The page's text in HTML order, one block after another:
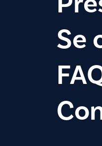
Se